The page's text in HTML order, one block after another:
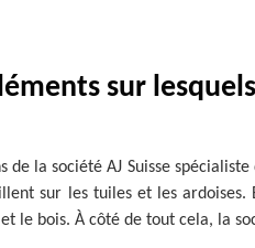
sur
de la société AJ Suisse
sur les tuiles et les ardoises.
le bois. À côté de tout cela, la